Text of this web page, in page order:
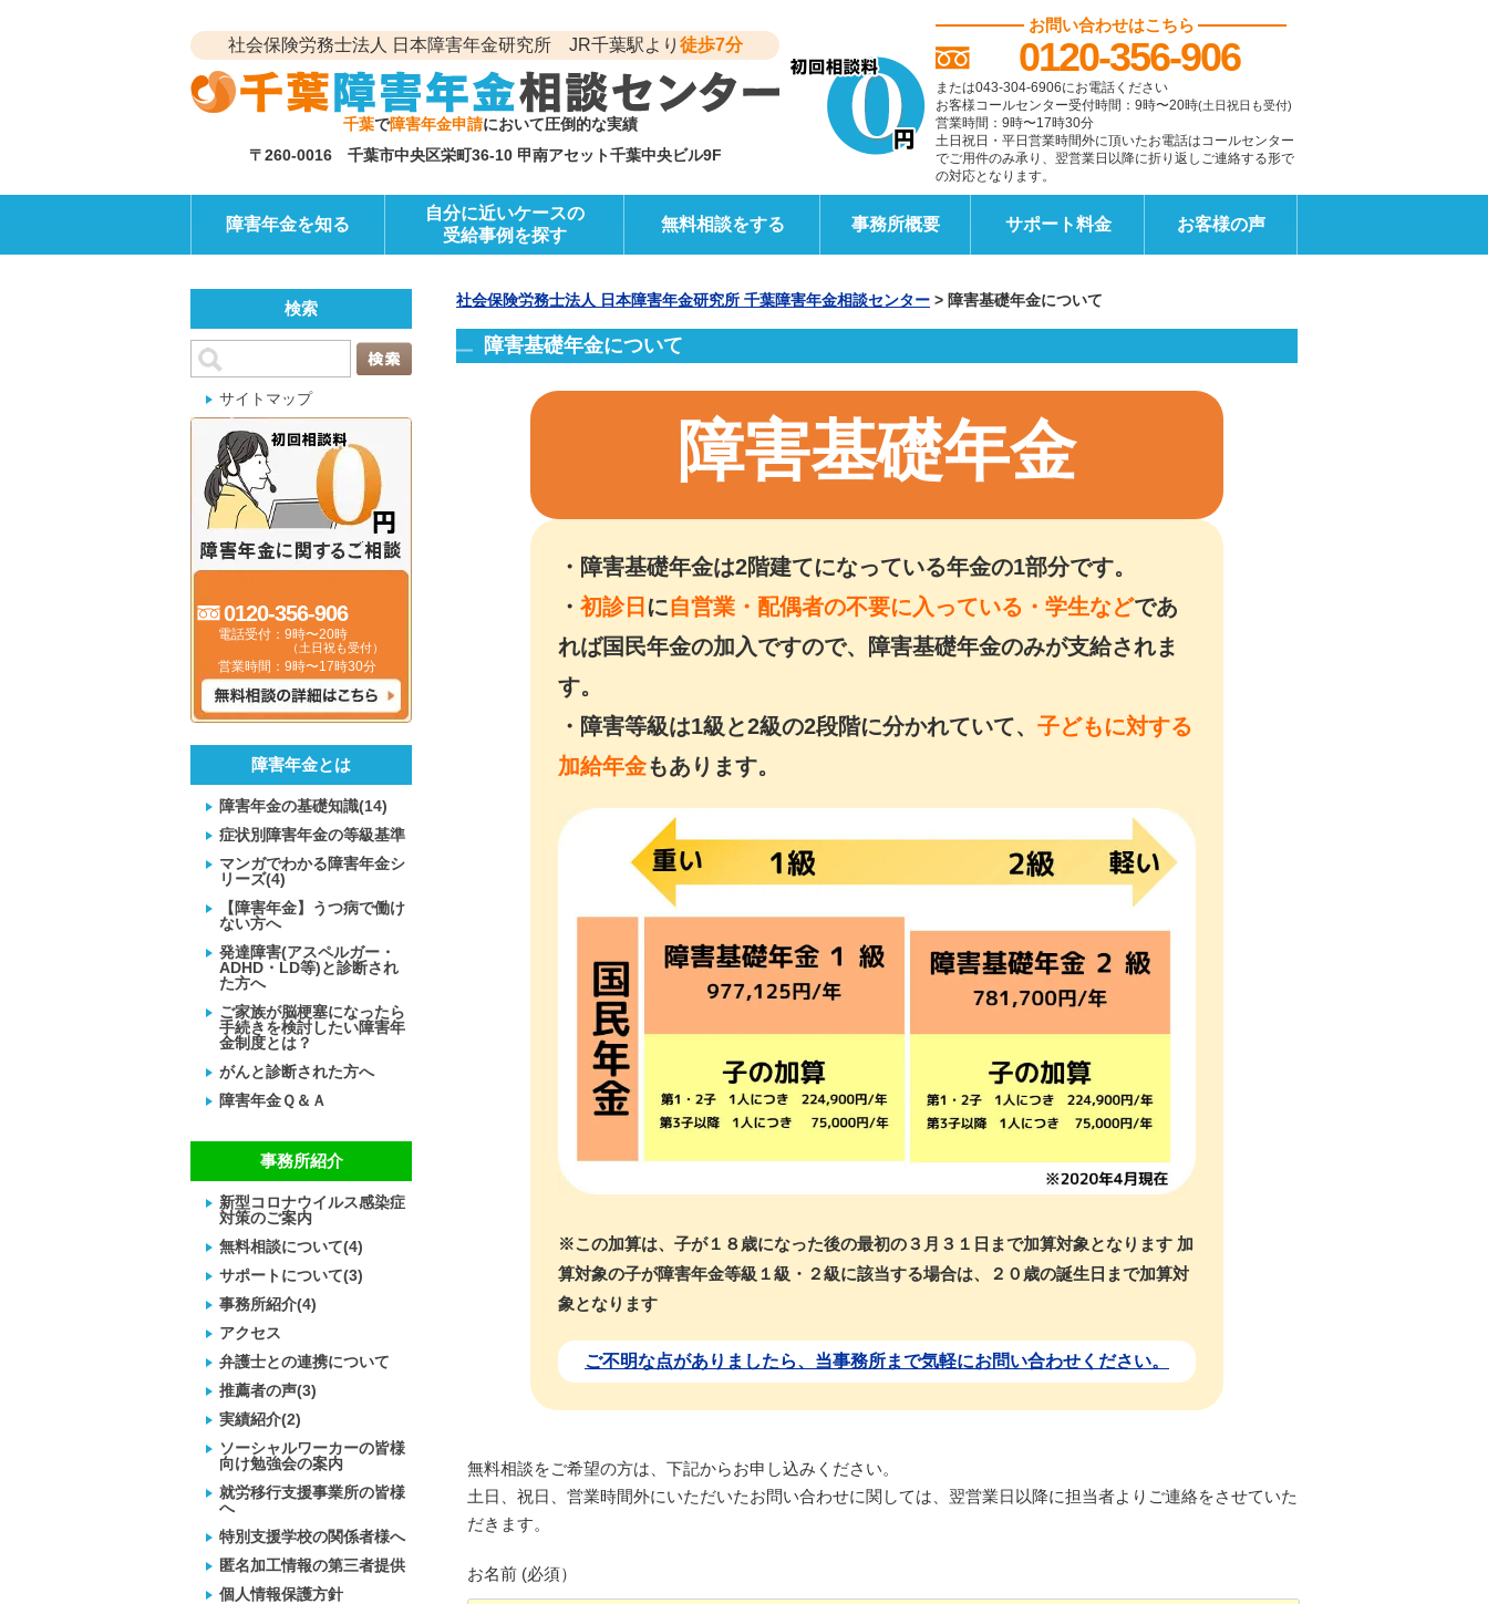
社会保険労務士法人 日本障害年金研究所 JR千葉駅より 徒歩7分
千葉で障害年金申請において圧倒的な実績
〒260-0016 千葉市中央区栄町36-10 甲南アセット千葉中央ビル9F
お問い合わせはこちら
0120-356-906
または043-304-6906にお電話ください
お客様コールセンター受付時間：9時〜20時(土日祝日も受付)
営業時間：9時〜17時30分
土日祝日・平日営業時間外に頂いたお電話はコールセンター
でご用件のみ承り、翌営業日以降に折り返しご連絡する形で
の対応となります。
障害年金を知る
自分に近いケースの
受給事例を探す
無料相談をする 事務所概要 サポート料金 お客様の声
社会保険労務士法人 日本障害年金研究所 千葉障害年金相談センター > 障害基礎年金について
障害基礎年金について
障害基礎年金
・障害基礎年金は2階建てになっている年金の1部分です。
・ 初診日 に自営業・配偶者の不要に入っている・学生などであ
れば国民年金の加入ですので、障害基礎年金のみが支給されま
す。
・障害等級は1級と2級の2段階に分かれていて、 子どもに対する
加給年金もあります。
※この加算は、子が１８歳になった後の最初の３月３１日まで加算対象となります 加
算対象の子が障害年金等級１級・２級に該当する場合は、２０歳の誕生日まで加算対
象となります
ご不明な点がありましたら、当事務所まで気軽にお問い合わせください。
無料相談をご希望の方は、下記からお申し込みください。
土日、祝日、営業時間外にいただいたお問い合わせに関しては、翌営業日以降に担当者よりご連絡をさせていた
だきます。
お名前 (必須）
検索
サイトマップ
0120-356-906
電話受付：9時〜20時
（土日祝も受付）
営業時間：9時〜17時30分
障害年金とは
障害年金の基礎知識(14)
症状別障害年金の等級基準
マンガでわかる障害年金シ
リーズ(4)
【障害年金】うつ病で働け
ない方へ
発達障害(アスペルガー・
ADHD・LD等)と診断され
た方へ
ご家族が脳梗塞になったら
手続きを検討したい障害年
金制度とは？
がんと診断された方へ
障害年金Ｑ＆Ａ
事務所紹介
新型コロナウイルス感染症
対策のご案内
無料相談について(4)
サポートについて(3)
事務所紹介(4)
アクセス
弁護士との連携について
推薦者の声(3)
実績紹介(2)
ソーシャルワーカーの皆様
向け勉強会の案内
就労移行支援事業所の皆様
へ
特別支援学校の関係者様へ
匿名加工情報の第三者提供
個人情報保護方針